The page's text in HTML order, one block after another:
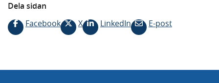
Dela sidan
Facebook
X LinkedIn E-post